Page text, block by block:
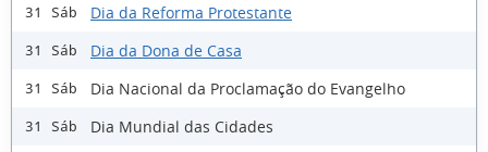
31 Sáb Dia da Reforma Protestante
31 Sáb Dia da Dona de Casa
31 Sáb Dia Nacional da Proclamação do Evangelho
31 Sáb Dia Mundial das Cidades